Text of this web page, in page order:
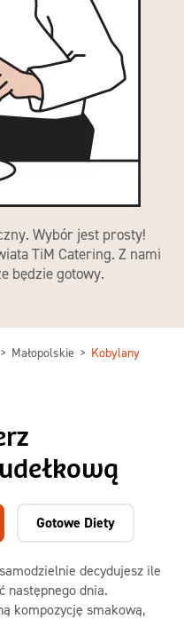
Wybór jest prosty!
TiM Catering. Z nami
będzie gotowy.
Małopolskie Kobylany
decydujesz ile
następnego dnia.
kompozycję smakową,
Gotowe Diety